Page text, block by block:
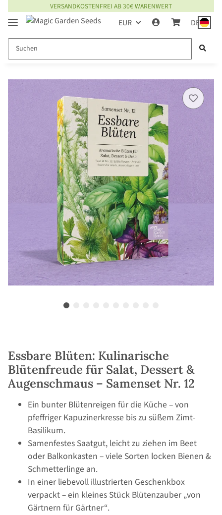
VERSANDKOSTENFREI AB 30€ WARENWERT
EUR DE
Essbare Blüten: Kulinarische
Blütenfreude für Salat, Dessert &
Augenschmaus – Samenset Nr. 12
Ein bunter Blütenreigen für die Küche – von
pfeffriger Kapuzinerkresse bis zu süßem Zimt-
Basilikum.
Samenfestes Saatgut, leicht zu ziehen im Beet
oder Balkonkasten – viele Sorten locken Bienen &
Schmetterlinge an.
In einer liebevoll illustrierten Geschenkbox
verpackt – ein kleines Stück Blütenzauber „von
Gärtnern für Gärtner“.